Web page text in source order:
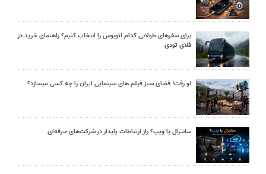
برای سفرهای طولانی کدام اتوبوس را انتخاب کنیم؟ راهنمای خرید در
فلای تودی
لو رفت! فضای سبز فیلم های سینمایی ایران را چه کسی میسازد؟
سانترال یا ویپ؟ راز ارتباطات پایدار در شرکت‌های حرفه‌ای